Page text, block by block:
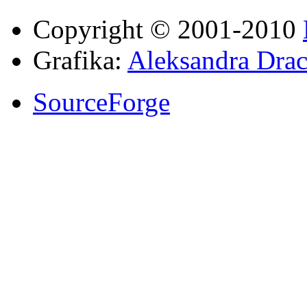
Copyright © 2001-2010
Grafika: Aleksandra
SourceForge